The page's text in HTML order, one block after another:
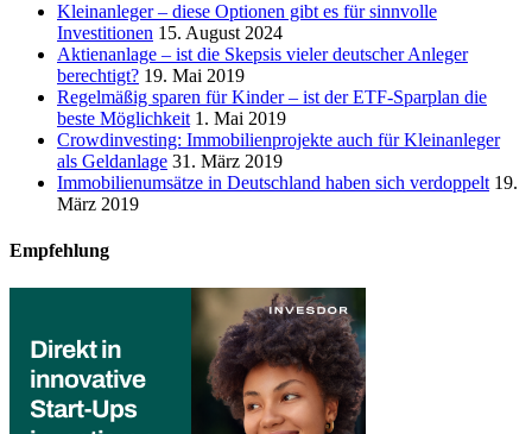
Kleinanleger – diese Optionen gibt es für sinnvolle
Investitionen 15. August 2024
Aktienanlage – ist die Skepsis vieler deutscher Anleger
berechtigt? 19. Mai 2019
Regelmäßig sparen für Kinder – ist der ETF-Sparplan die
beste Möglichkeit 1. Mai 2019
Crowdinvesting: Immobilienprojekte auch für Kleinanleger
als Geldanlage 31. März 2019
Immobilienumsätze in Deutschland haben sich verdoppelt 19.
März 2019
Empfehlung